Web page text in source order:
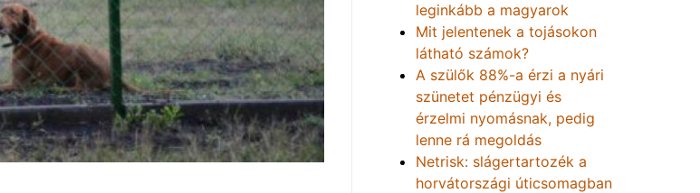
leginkább a magyarok
Mit jelentenek a tojásokon
látható számok?
A szülők 88%-a érzi a nyári
szünetet pénzügyi és
érzelmi nyomásnak, pedig
lenne rá megoldás
Netrisk: slágertartozék a
horvátországi úticsomagban